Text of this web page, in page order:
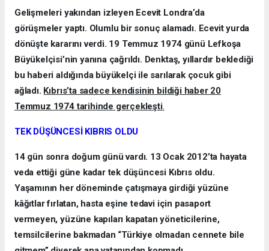
Gelişmeleri yakından izleyen Ecevit Londra’da
görüşmeler yaptı. Olumlu bir sonuç alamadı. Ecevit yurda
dönüşte kararını verdi. 19 Temmuz 1974 günü Lefkoşa
Büyükelçisi’nin yanına çağrıldı. Denktaş, yıllardır beklediği
bu haberi aldığında büyükelçi ile sarılarak çocuk gibi
ağladı. Kıbrıs’ta sadece kendisinin bildiği haber 20
Temmuz 1974 tarihinde gerçekleşti.
TEK DÜŞÜNCESİ KIBRIS OLDU
14 gün sonra doğum günü vardı. 13 Ocak 2012’ta hayata
veda ettiği güne kadar tek düşüncesi Kıbrıs oldu.
Yaşamının her döneminde çatışmaya girdiği yüzüne
kâğıtlar fırlatan, hasta eşine tedavi için pasaport
vermeyen, yüzüne kapıları kapatan yöneticilerine,
temsilcilerine bakmadan “Türkiye olmadan cennete bile